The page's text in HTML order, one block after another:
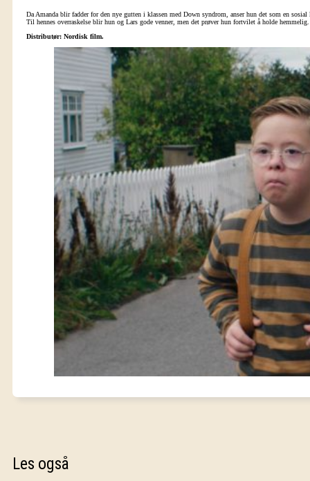
Da Amanda blir fadder for den nye gutten i klassen med Down syndrom, anser hun det som en
Til hennes overraskelse blir hun og Lars gode venner, men det prøver hun fortvilet å holde
Distributør: Nordisk film.
Les også